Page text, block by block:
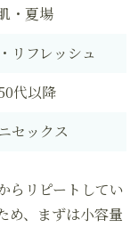
・夏場
リフレッシュ
代以降
セックス
らリピートしてい
め、まずは小容量